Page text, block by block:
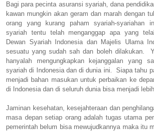
Bagi para pecinta asuransi syariah, dana
kawan mungkin akan geram dan marah dengan
orang yang kurang paham syariah-syariahan
syariah tentu telah menganggap apa yang
Dewan Syariah Indonesia dan Majelis Ulama
sesuatu yang sudah sah dan boleh dilakukan.
hanyalah mengungkapkan kejanggalan yang
syariah di Indonesia dan di dunia ini. Siapa tahu
menjadi bahan masukan untuk perbaikan ke
di Indonesia dan di seluruh dunia bisa menjadi
Jaminan kesehatan, kesejahteraan dan
masa depan setiap orang adalah tugas utama
pemerintah belum bisa mewujudkannya maka itu